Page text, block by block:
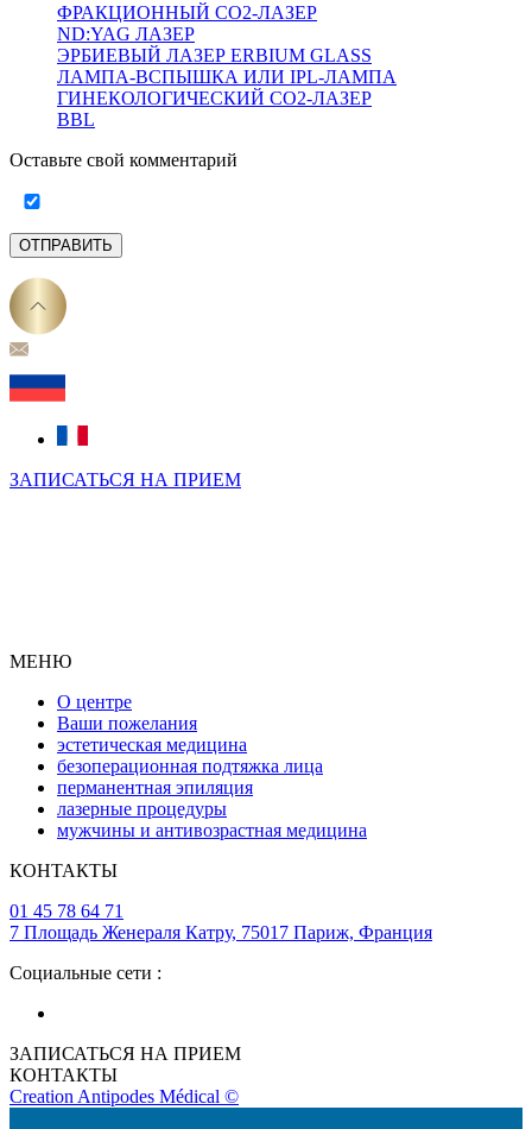
ФРАКЦИОННЫЙ CO2-ЛАЗЕР
ND:YAG ЛАЗЕР
ЭРБИЕВЫЙ ЛАЗЕР ERBIUM GLASS
ЛАМПА-ВСПЫШКА ИЛИ IPL-ЛАМПА
ГИНЕКОЛОГИЧЕСКИЙ CO2-ЛАЗЕР
BBL
Оставьте свой комментарий
ОТПРАВИТЬ
ЗАПИСАТЬСЯ НА ПРИЕМ
МЕНЮ
О центре
Ваши пожелания
эстетическая медицина
безоперационная подтяжка лица
перманентная эпиляция
лазерные процедуры
мужчины и антивозрастная медицина
КОНТАКТЫ
01 45 78 64 71
7 Площадь Женераля Катру, 75017 Париж, Франция
Социальные сети :
ЗАПИСАТЬСЯ НА ПРИЕМ
КОНТАКТЫ
Creation Antipodes Médical ©